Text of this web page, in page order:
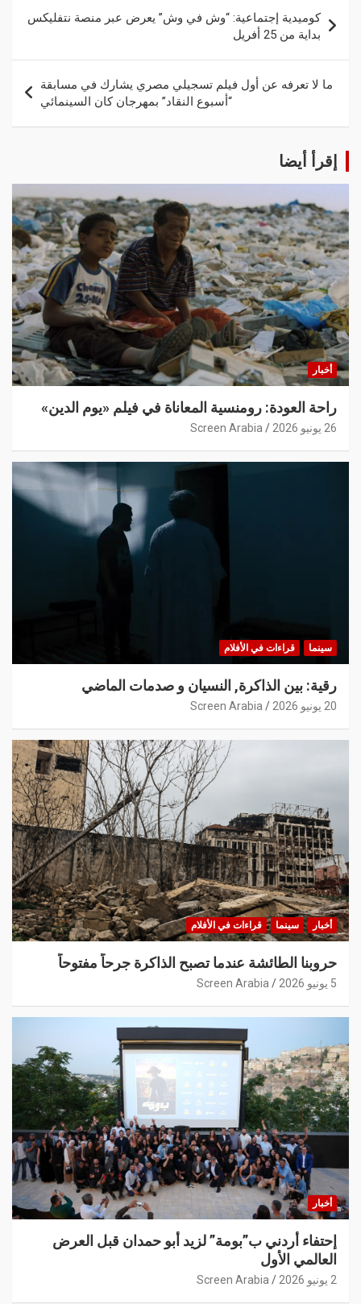
كوميدية إجتماعية: “وش في وش” يعرض عبر منصة نتفليكس
بداية من 25 أفريل
ما لا تعرفه عن أول فيلم تسجيلي مصري يشارك في مسابقة
“أسبوع النقاد” بمهرجان كان السينمائي
إقرأ أيضا
أخبار
راحة العودة: رومنسية المعاناة في فيلم «يوم الدين»
26 يونيو 2026 Screen Arabia
سينما قراءات في الأفلام
رقية: بين الذاكرة, النسيان و صدمات الماضي
20 يونيو 2026 Screen Arabia
أخبار سينما قراءات في الأفلام
حروبنا الطائشة عندما تصبح الذاكرة جرحاً مفتوحاً
5 يونيو 2026 Screen Arabia
أخبار
إحتفاء أردني ب”بومة” لزيد أبو حمدان قبل العرض
العالمي الأول
2 يونيو 2026 Screen Arabia